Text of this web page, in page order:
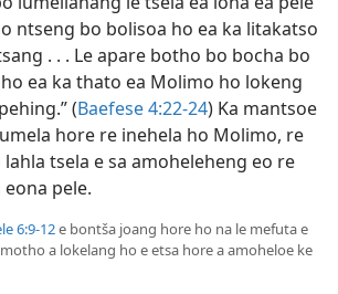
ntseng bo bolisoa ho ea ka litakatso
. . . Le apare botho bo bocha bo
ea ka thato ea Molimo ho lokeng
(Baefese 4:22-24) Ka mantsoe
hore re inehela ho Molimo, re
tsela e sa amoheleheng eo re
pele.
6:9-12e bontša joang hore ho na le mefuta e
a lokelang ho e etsa hore a amoheloe ke